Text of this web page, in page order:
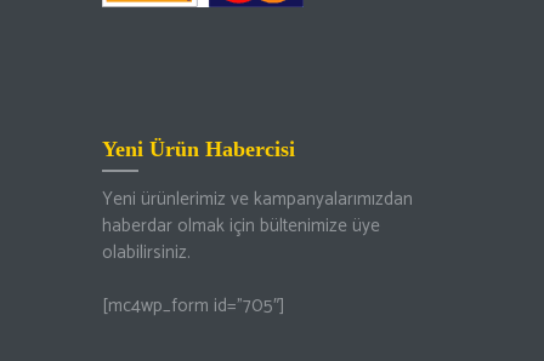
Yeni Ürün Habercisi
Yeni ürünlerimiz ve kampanyalarımızdan
haberdar olmak için bültenimize üye
olabilirsiniz.
[mc4wp_form id=”705″]